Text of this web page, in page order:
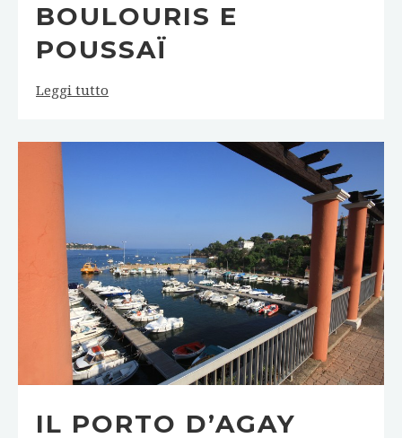
BOULOURIS E
POUSSAÏ
Leggi tutto
IL PORTO D’AGAY